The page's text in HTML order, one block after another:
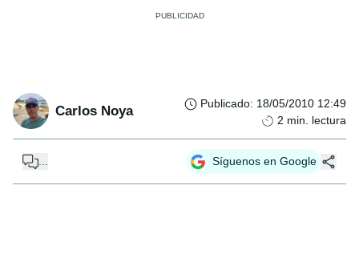
Carlos Noya Publicado: 18/05/2010 12:49
2 min. lectura
Síguenos en Google